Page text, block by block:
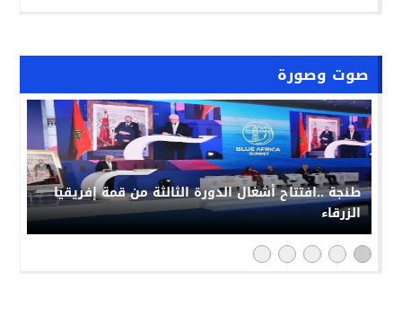
صوت وصورة
حملة “فخورون_بملكنا” تجتاح مواقع التواصل بالمغرب:
رد حضاري على حملات التشويش الإعلامي